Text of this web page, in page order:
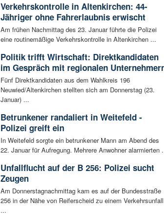
Verkehrskontrolle in Altenkirchen: 44-
Jähriger ohne Fahrerlaubnis erwischt
Am frühen Nachmittag des 23. Januar führte die Polizei
eine routinemäßige Verkehrskontrolle in Altenkirchen ...
Politik trifft Wirtschaft: Direktkandidaten
im Gespräch mit regionalen
Fünf Direktkandidaten aus dem Wahlkreis 196
Neuwied/Altenkirchen stellten sich am Donnerstag (23.
Januar) ...
Betrunkener randaliert in Weitefeld -
Polizei greift ein
In Weitefeld sorgte ein betrunkener Mann am Abend des
22. Januar für Aufregung. Mehrere Anwohner alarmierten
Unfallflucht auf der B 256: Polizei sucht
Zeugen
Am Donnerstagnachmittag kam es auf der Bundesstraße
256 in der Nähe von Reiferscheid zu einem Verkehrsunfall
...